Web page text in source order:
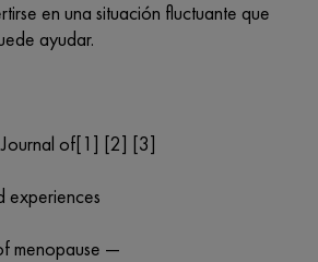
en una situación fluctuante que
ayudar.
Journal of[1] [2] [3]
experiences
menopause —